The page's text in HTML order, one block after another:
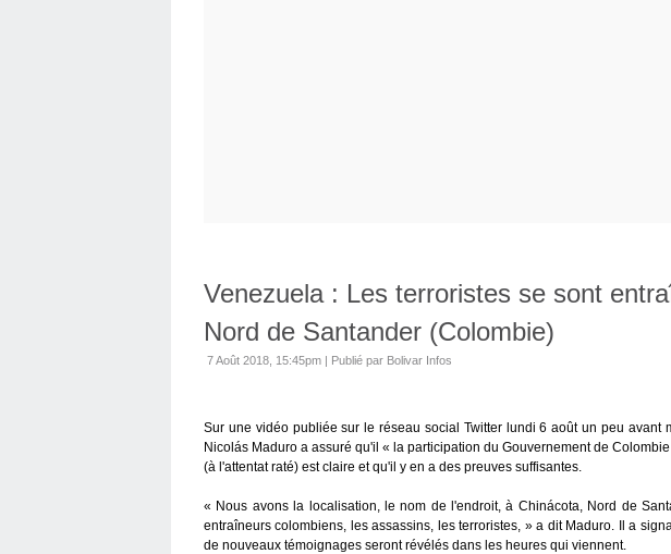
Venezuela : Les terroristes se sont
Nord de Santander (Colombie)
7 Août 2018, 15:45pm | Publié par Bolivar Infos
Sur une vidéo publiée sur le réseau social Twitter lundi 6 août un peu avant
Nicolás Maduro a assuré qu'il « la participation du Gouvernement de
(à l'attentat raté) est claire et qu'il y en a des preuves suffisantes.
« Nous avons la localisation, le nom de l'endroit, à Chinácota, Nord de
entraîneurs colombiens, les assassins, les terroristes, » a dit Maduro. Il a
de nouveaux témoignages seront révélés dans les heures qui viennent.